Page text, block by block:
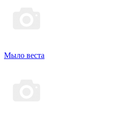
Мыло веста